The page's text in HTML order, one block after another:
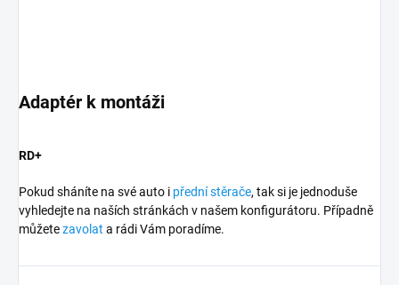
Adaptér k montáži
RD+
Pokud sháníte na své auto i přední stěrače, tak si je jednoduše
vyhledejte na naších stránkách v našem konfigurátoru. Případně
můžetezavolat a rádi Vám poradíme.